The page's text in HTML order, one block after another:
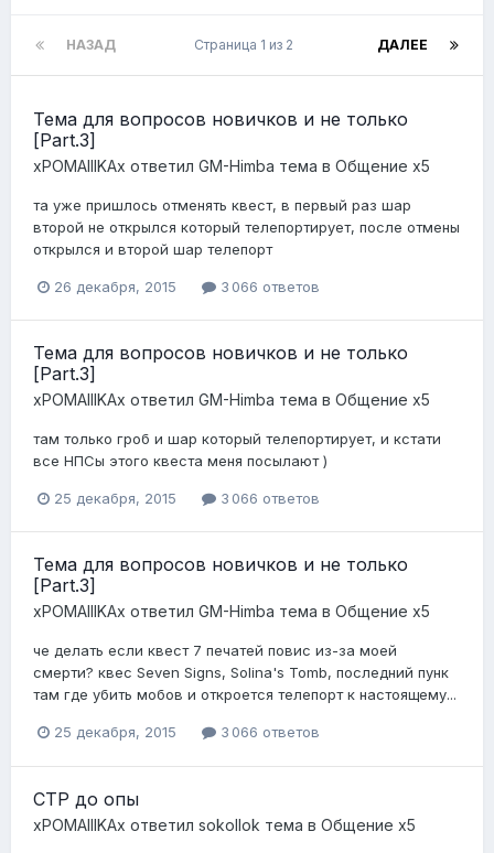
НАЗАД ДАЛЕЕ
Страница 1 из 2
Тема для вопросов новичков и не только
[Part.3]
xPOMAIIIKAx ответил GM-Himba тема в Общение x5
та уже пришлось отменять квест, в первый раз шар
второй не открылся который телепортирует, после отмены
открылся и второй шар телепорт
26 декабря, 2015 3 066 ответов
Тема для вопросов новичков и не только
[Part.3]
xPOMAIIIKAx ответил GM-Himba тема в Общение x5
там только гроб и шар который телепортирует, и кстати
все НПСы этого квеста меня посылают )
25 декабря, 2015 3 066 ответов
Тема для вопросов новичков и не только
[Part.3]
xPOMAIIIKAx ответил GM-Himba тема в Общение x5
че делать если квест 7 печатей повис из-за моей
смерти? квес Seven Signs, Solina's Tomb, последний пунк
там где убить мобов и откроется телепорт к настоящему...
25 декабря, 2015 3 066 ответов
СТР до опы
xPOMAIIIKAx ответил sokollok тема в Общение x5